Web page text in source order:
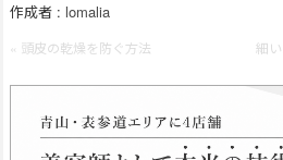
作成者 : lomalia
« 頭皮の乾燥を防ぐ方法
細